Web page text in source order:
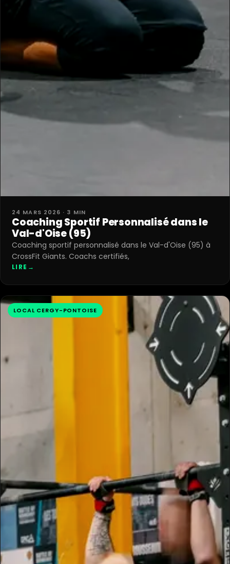
24 MARS 2026 · 3 MIN
Coaching Sportif Personnalisé dans le
Val-d'Oise (95)
Coaching sportif personnalisé dans le Val-d'Oise (95) à
CrossFit Giants. Coachs certifiés,
LIRE →
LOCAL CERGY-PONTOISE